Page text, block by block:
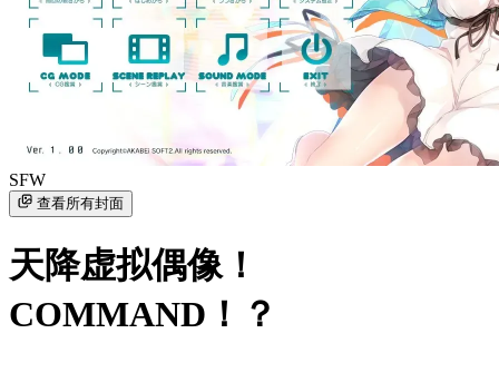
SFW
查看所有封面
天降虚拟偶像！
COMMAND！？